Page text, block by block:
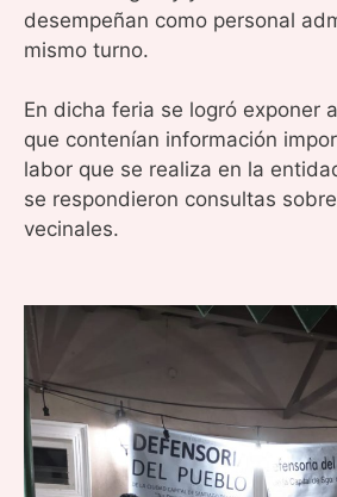
desempeñan como personal
mismo turno.
En dicha feria se logró exponer
que contenían información
labor que se realiza en la
se respondieron consultas
vecinales.